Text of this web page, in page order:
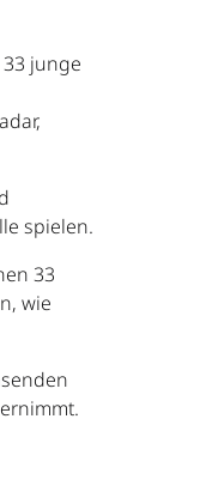
junge
spielen.
33
wie